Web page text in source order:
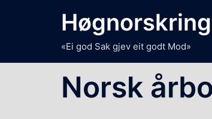
«Ei god Sak gjev eit godt Mod»
Norsk